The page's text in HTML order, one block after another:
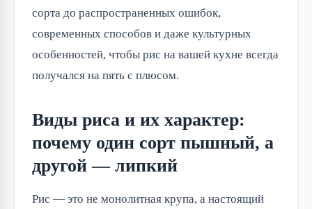
сорта до распространенных ошибок,
современных способов и даже культурных
особенностей, чтобы рис на вашей кухне всегда
получался на пять с плюсом.
Виды риса и их характер:
почему один сорт пышный, а
другой — липкий
Рис — это не монолитная крупа, а настоящий